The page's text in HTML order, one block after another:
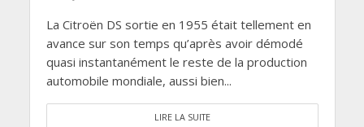
La Citroën DS sortie en 1955 était tellement en
avance sur son temps qu’après avoir démodé
quasi instantanément le reste de la production
automobile mondiale, aussi bien...
LIRE LA SUITE